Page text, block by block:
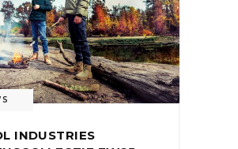
INDUSTRIES